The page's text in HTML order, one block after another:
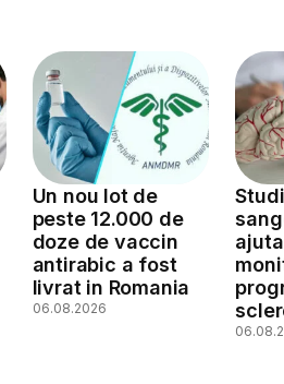
Un nou lot de
peste 12.000 de
doze de vaccin
antirabic a fost
livrat in Romania
06.08.2026